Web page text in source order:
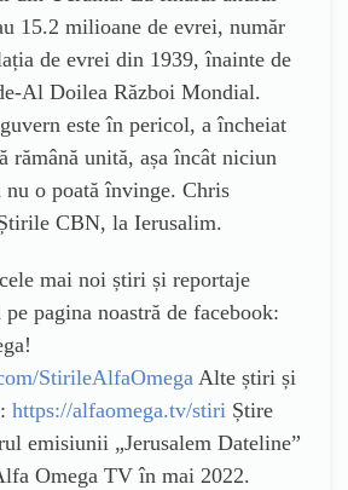
15.2 milioane de evrei, număr
de evrei din 1939, înainte de
Al Doilea Război Mondial.
este în pericol, a încheiat
rămână unită, așa încât niciun
nu o poată învinge. Chris
CBN, la Ierusalim.
mai noi știri și reportaje
pe pagina noastră de facebook:
StirileAlfaOmega Alte știri și
https://alfaomega.tv/stiri Știre
emisiunii „Jerusalem Dateline”
Omega TV în mai 2022.